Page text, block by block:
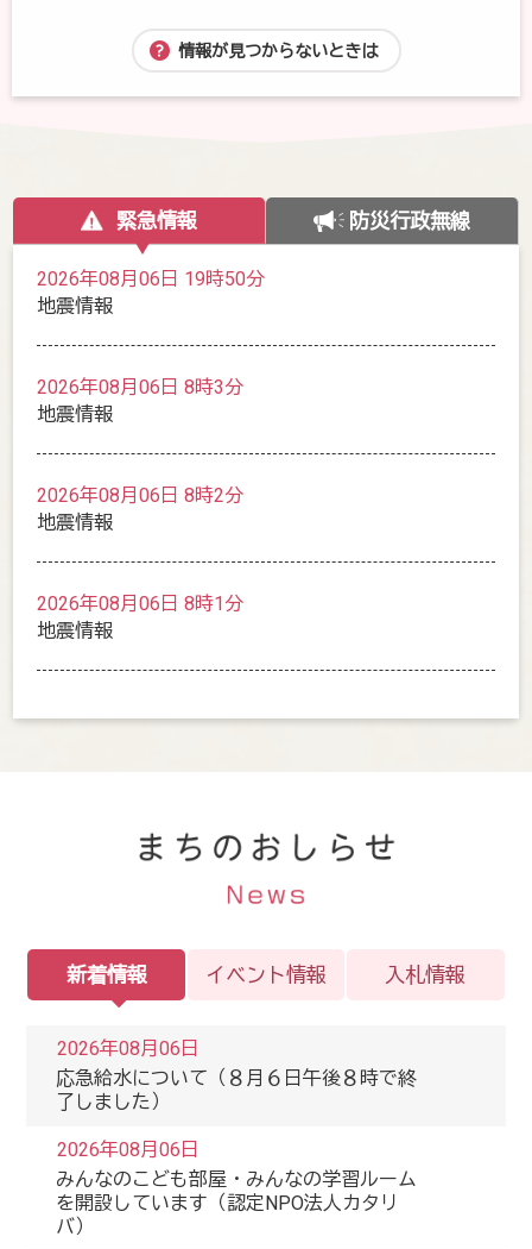
情報が見つからないときは
緊急情報 防災行政無線
2026年08月06日 19時50分
地震情報
2026年08月06日 8時3分
地震情報
2026年08月06日 8時2分
地震情報
2026年08月06日 8時1分
地震情報
新着情報 イベント情報 入札情報
2026年08月06日
応急給水について（８月６日午後８時で終
了しました）
2026年08月06日
みんなのこども部屋・みんなの学習ルーム
を開設しています（認定NPO法人カタリ
バ）